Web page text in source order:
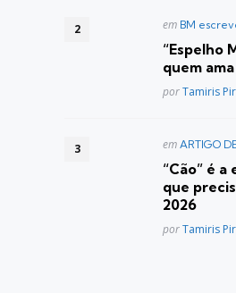
Postado
em BM
“Espelho
quem
Posted
porTamiris
Postado
em ARTIGO
“Cão” é
que
2026
Posted
porTamiris